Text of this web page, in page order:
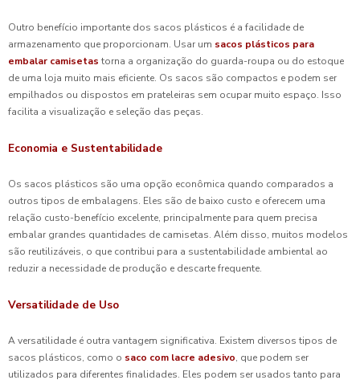
Outro benefício importante dos sacos plásticos é a facilidade de
armazenamento que proporcionam. Usar um sacos plásticos para
embalar camisetas torna a organização do guarda-roupa ou do estoque
de uma loja muito mais eficiente. Os sacos são compactos e podem ser
empilhados ou dispostos em prateleiras sem ocupar muito espaço. Isso
facilita a visualização e seleção das peças.
Economia e Sustentabilidade
Os sacos plásticos são uma opção econômica quando comparados a
outros tipos de embalagens. Eles são de baixo custo e oferecem uma
relação custo-benefício excelente, principalmente para quem precisa
embalar grandes quantidades de camisetas. Além disso, muitos modelos
são reutilizáveis, o que contribui para a sustentabilidade ambiental ao
reduzir a necessidade de produção e descarte frequente.
Versatilidade de Uso
A versatilidade é outra vantagem significativa. Existem diversos tipos de
sacos plásticos, como o saco com lacre adesivo, que podem ser
utilizados para diferentes finalidades. Eles podem ser usados tanto para